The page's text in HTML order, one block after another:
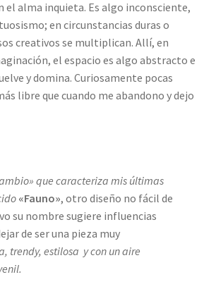
el alma inquieta. Es algo inconsciente,
en circunstancias duras o
creativos se multiplican. Allí, en
el espacio es algo abstracto e
y domina. Curiosamente pocas
libre que cuando me abandono y dejo
que caracteriza mis últimas
«Fauno», otro diseño no fácil de
su nombre sugiere influencias
de ser una pieza muy
trendy, estilosa y con un aire